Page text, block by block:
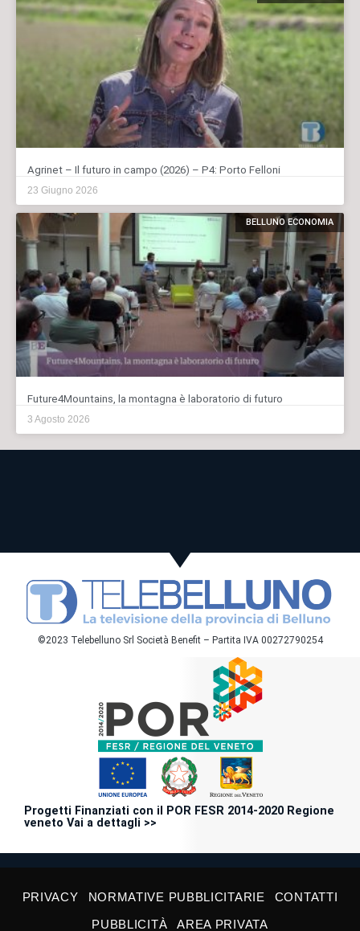
Agrinet – Il futuro in campo (2026) – P4: Porto Felloni
23 Giugno 2026
BELLUNO ECONOMIA
Future4Mountains, la montagna è laboratorio di futuro
3 Agosto 2026
©2023 Telebelluno Srl Società Benefit – Partita IVA 00272790254
Progetti Finanziati con il POR FESR 2014-2020 Regione
veneto Vai a dettagli >>
PRIVACY NORMATIVE PUBBLICITARIE
CONTATTI
PUBBLICITÀ
AREA PRIVATA